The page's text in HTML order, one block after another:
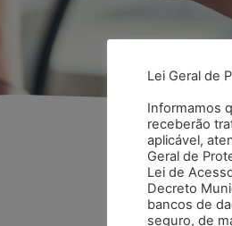
Lei Geral de
Informamos
receberão
aplicável,
Geral de
Lei de
Decreto
bancos de
seguro, de